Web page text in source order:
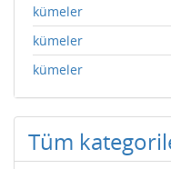
kümeler
kümeler
kümeler
Tüm